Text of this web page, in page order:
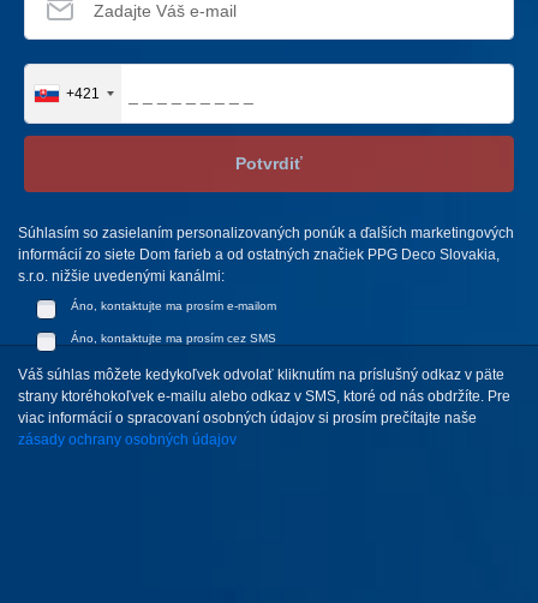
+421
Potvrdiť
Súhlasím so zasielaním personalizovaných ponúk a ďalších marketingových
informácií zo siete Dom farieb a od ostatných značiek PPG Deco Slovakia,
s.r.o. nižšie uvedenými kanálmi:
Áno, kontaktujte ma prosím e-mailom
Áno, kontaktujte ma prosím cez SMS
Váš súhlas môžete kedykoľvek odvolať kliknutím na príslušný odkaz v päte
strany ktoréhokoľvek e-mailu alebo odkaz v SMS, ktoré od nás obdržíte. Pre
viac informácií o spracovaní osobných údajov si prosím prečítajte naše
zásady ochrany osobných údajov